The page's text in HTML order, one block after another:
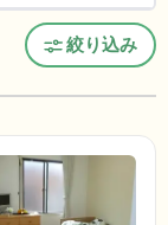
絞り込み